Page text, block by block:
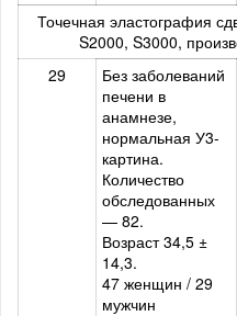
Точечная эластография
S2000, S3000,
29
Без заболеваний
печени в
анамнезе,
нормальная У3-
картина.
Количество
обследованных
— 82.
Возраст 34,5 ±
14,3.
47 женщин / 29
мужчин